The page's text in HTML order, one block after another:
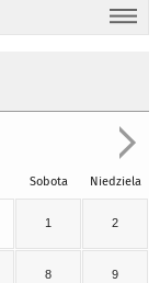
Sobota Niedziela
1 2
8 9